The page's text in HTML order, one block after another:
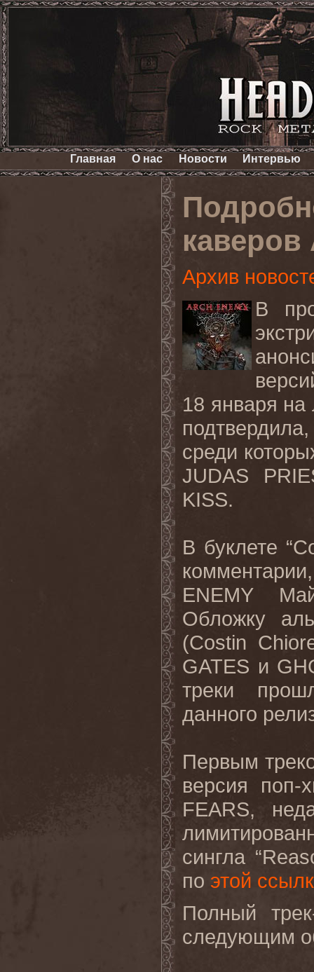
Главная О нас Новости Интервью
каверов
Архив
В
18 января на
среди
JUDAS
KISS.
В буклете
ENEMY
Обложку
(Costin
GATES и
треки
данного
Первым
версия поп-
FEARS,
сингла
по этой
Полный
следующим